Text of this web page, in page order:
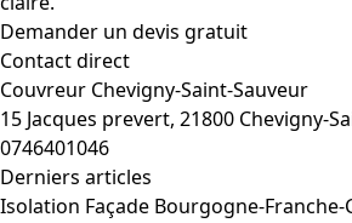
Demander un devis gratuit
Contact direct
Couvreur Chevigny-Saint-Sauveur
15 Jacques prevert, 21800 Chevigny-
0746401046
Derniers articles
Isolation Façade Bourgogne-